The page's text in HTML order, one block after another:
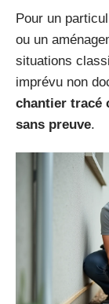
Pour un
ou un
situations
imprévu non
chantier tracé
sans preuve.